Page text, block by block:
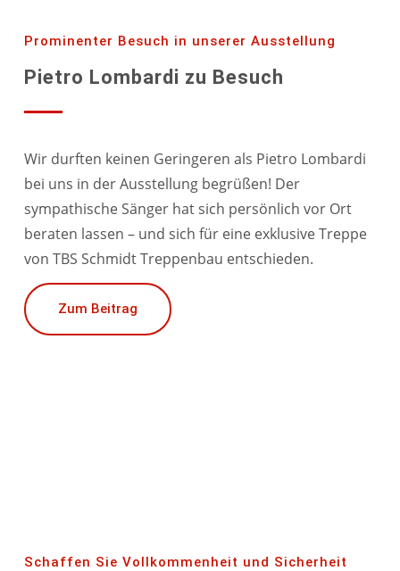
Prominenter Besuch in unserer Ausstellung
Pietro Lombardi zu Besuch
Wir durften keinen Geringeren als Pietro Lombardi
bei uns in der Ausstellung begrüßen! Der
sympathische Sänger hat sich persönlich vor Ort
beraten lassen – und sich für eine exklusive Treppe
von TBS Schmidt Treppenbau entschieden.
Zum Beitrag
Schaffen Sie Vollkommenheit und Sicherheit